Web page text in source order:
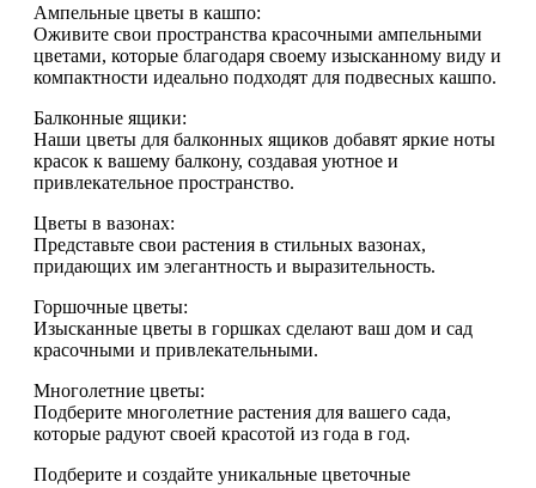
Ампельные цветы в кашпо:
Оживите свои пространства красочными ампельными
цветами, которые благодаря своему изысканному виду и
компактности идеально подходят для подвесных кашпо.
Балконные ящики:
Наши цветы для балконных ящиков добавят яркие ноты
красок к вашему балкону, создавая уютное и
привлекательное пространство.
Цветы в вазонах:
Представьте свои растения в стильных вазонах,
придающих им элегантность и выразительность.
Горшочные цветы:
Изысканные цветы в горшках сделают ваш дом и сад
красочными и привлекательными.
Многолетние цветы:
Подберите многолетние растения для вашего сада,
которые радуют своей красотой из года в год.
Подберите и создайте уникальные цветочные